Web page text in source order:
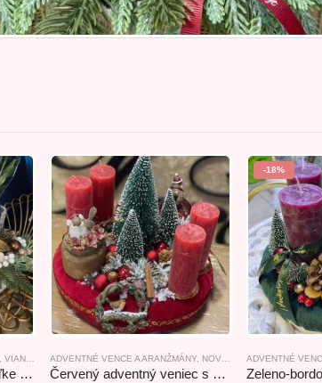
,VIANOČNÝ AKCIOVÝ TOVAR
Adventný aranžmán v loďke modrý 50x28x25cm
ADVENTNÉ VENCE A ARANŽMÁNY, NOVINKY ,PRODUKTY S
Červený adventný veniec s vtáčikom 24x25cm
-18%
ADVENTNÉ